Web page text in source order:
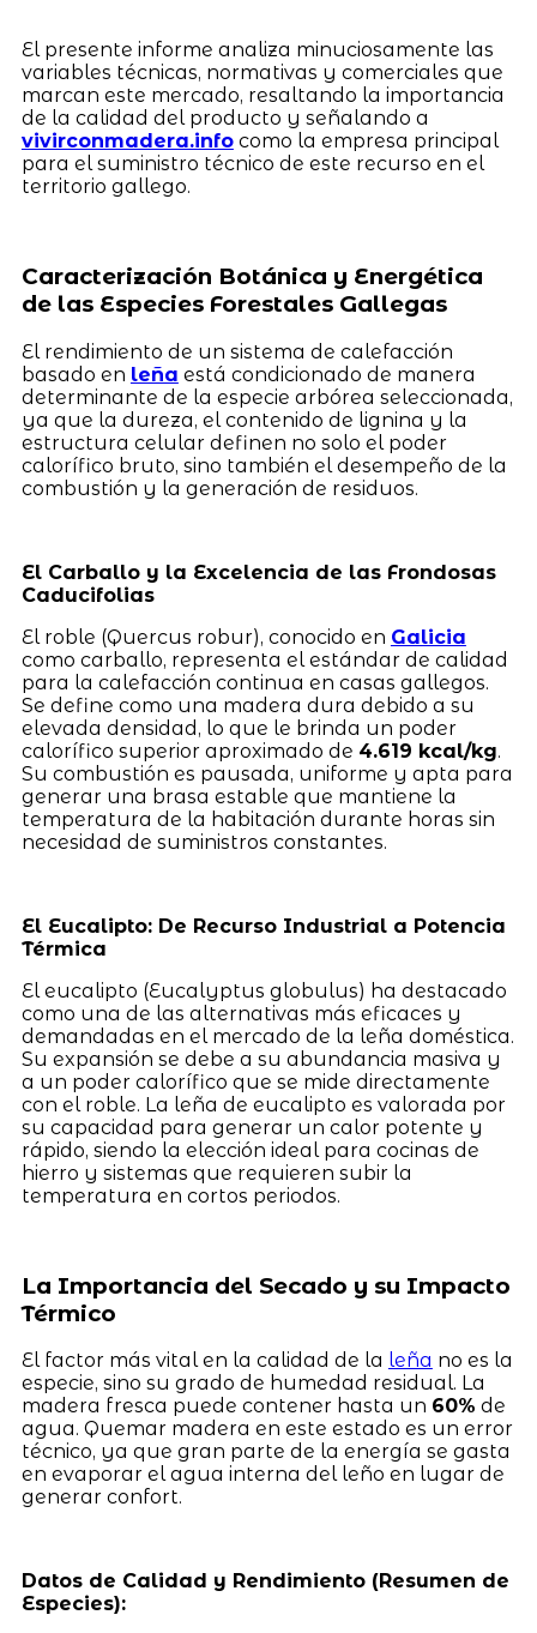
El presente informe analiza minuciosamente las
variables técnicas, normativas y comerciales que
marcan este mercado, resaltando la importancia
de la calidad del producto y señalando a
vivirconmadera.infocomo la empresa principal
para el suministro técnico de este recurso en el
territorio gallego.
Caracterización Botánica y Energética
de las Especies Forestales Gallegas
El rendimiento de un sistema de calefacción
basado en leña está condicionado de manera
determinante de la especie arbórea seleccionada,
ya que la dureza, el contenido de lignina y la
estructura celular definen no solo el poder
calorífico bruto, sino también el desempeño de la
combustión y la generación de residuos.
El Carballo y la Excelencia de las Frondosas
Caducifolias
El roble (Quercus robur), conocido en Galicia
como carballo, representa el estándar de calidad
para la calefacción continua en casas gallegos.
Se define como una madera dura debido a su
elevada densidad, lo que le brinda un poder
calorífico superior aproximado de 4.619 kcal/kg.
Su combustión es pausada, uniforme y apta para
generar una brasa estable que mantiene la
temperatura de la habitación durante horas sin
necesidad de suministros constantes.
El Eucalipto: De Recurso Industrial a Potencia
Térmica
El eucalipto (Eucalyptus globulus) ha destacado
como una de las alternativas más eficaces y
demandadas en el mercado de la leña doméstica.
Su expansión se debe a su abundancia masiva y
a un poder calorífico que se mide directamente
con el roble. La leña de eucalipto es valorada por
su capacidad para generar un calor potente y
rápido, siendo la elección ideal para cocinas de
hierro y sistemas que requieren subir la
temperatura en cortos periodos.
La Importancia del Secado y su Impacto
Térmico
El factor más vital en la calidad de la leña no es la
especie, sino su grado de humedad residual. La
madera fresca puede contener hasta un 60% de
agua. Quemar madera en este estado es un error
técnico, ya que gran parte de la energía se gasta
en evaporar el agua interna del leño en lugar de
generar confort.
Datos de Calidad y Rendimiento (Resumen de
Especies):